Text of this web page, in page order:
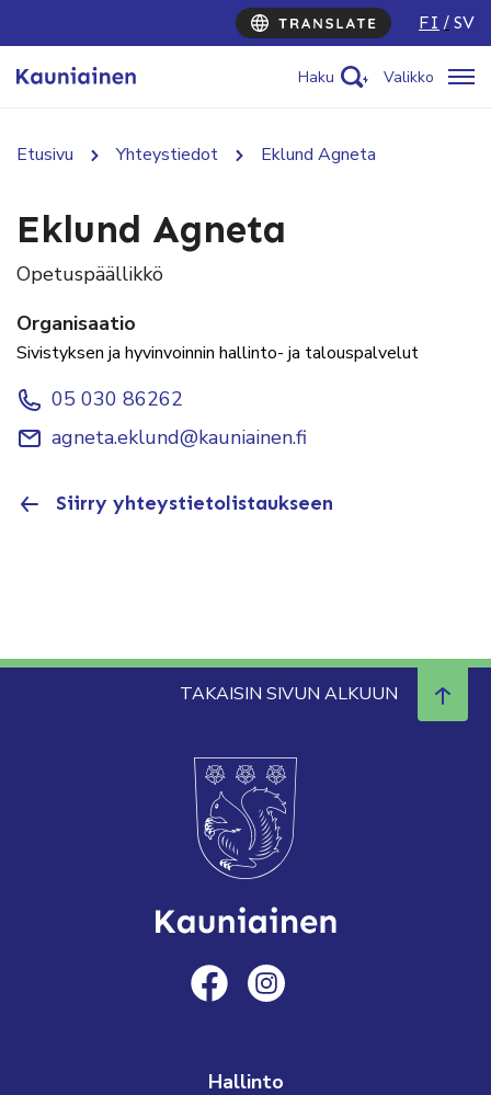
FI SV
Haku Valikko
Etusivu Yhteystiedot Eklund Agneta
Eklund Agneta
Opetuspäällikkö
Organisaatio
Sivistyksen ja hyvinvoinnin hallinto- ja talouspalvelut
05 030 86262
agneta.eklund@kauniainen.fi
Siirry yhteystietolistaukseen
TAKAISIN SIVUN ALKUUN
Hallinto